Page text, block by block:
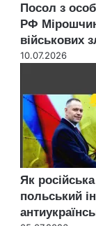
Посол з
РФ Мірошчин
військових
10.07.2026
Як
польський